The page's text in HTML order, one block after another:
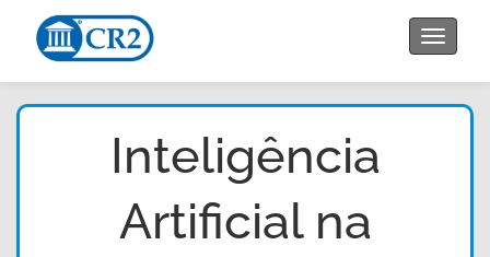
Toggle
Inteligência
Artificial na